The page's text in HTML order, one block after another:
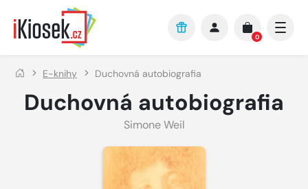
Přejít na hlavní obsah
0
E-knihy Duchovná autobiografia
Duchovná autobiografia
Simone Weil